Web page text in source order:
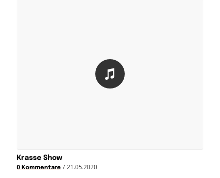
Krasse Show
0 Kommentare / 21.05.2020